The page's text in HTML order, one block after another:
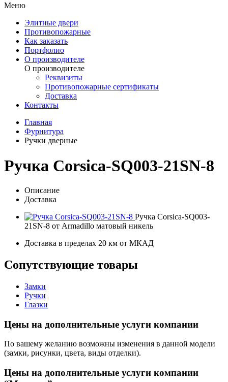
Меню
Элитные двери
Противопожарные
Как заказать
Портфолио
О производителе
О производителе
Реквизиты
Противопожарные сертификаты
Доставка
Контакты
Главная
Фурнитура
Ручки дверные
Ручка Corsica-SQ003-21SN-8
Описание
Доставка
Ручка Corsica-SQ003-
21SN-8 от Armadillo матовый никель
Доставка в пределах 20 км от МКАД
Сопутствующие товары
Замки
Ручки
Глазки
Цены на дополнительные услуги компании
По вашему желанию возможны изменения в данной модели
(замки, рисунки, цвета, виды отделки).
Цены на дополнительные услуги компании